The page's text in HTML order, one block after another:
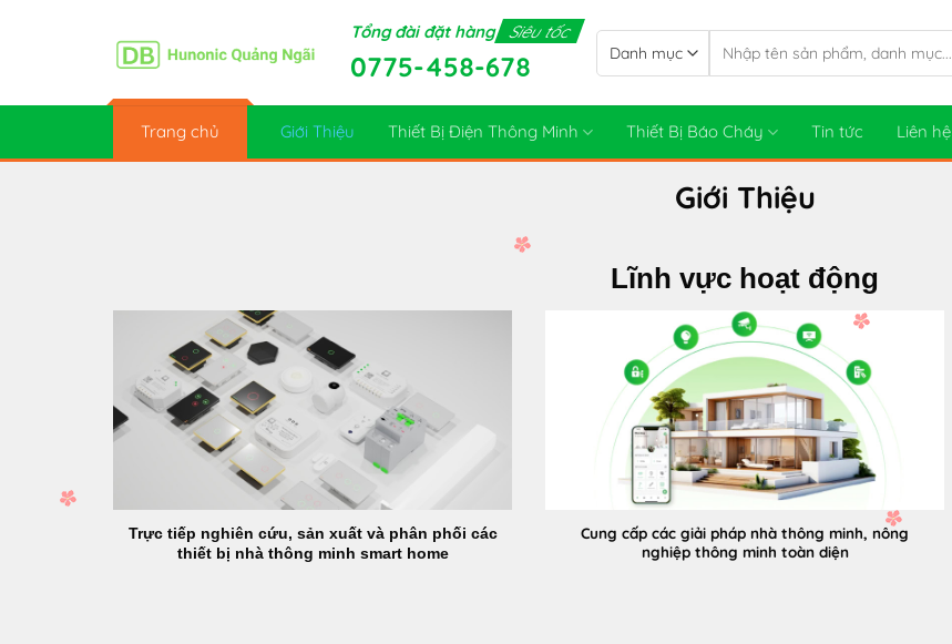
Tổng đài đặt hàng Siêu tốc
0775-458-678
kiếm:
Trang chủ Giới Thiệu Thiết Bị Điện Thông Minh Thiết Bị Báo Cháy Tin tức Liên hệ
Giới Thiệu
Lĩnh vực hoạt động
Trực tiếp nghiên cứu, sản xuất và phân phối các
thiết bị nhà thông minh smart home
Cung cấp các giải pháp nhà thông minh, nông
nghiệp thông minh toàn diện